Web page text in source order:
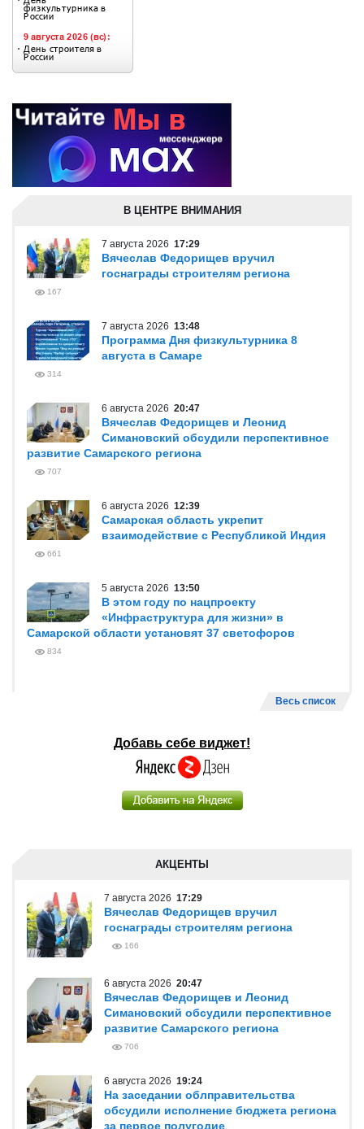
В ЦЕНТРЕ ВНИМАНИЯ
7 августа 2026 17:29
Вячеслав Федорищев вручил
госнаграды строителям региона
167
7 августа 2026 13:48
Программа Дня физкультурника 8
августа в Самаре
314
6 августа 2026 20:47
Вячеслав Федорищев и Леонид
Симановский обсудили перспективное
развитие Самарского региона
707
6 августа 2026 12:39
Самарская область укрепит
взаимодействие с Республикой Индия
661
5 августа 2026 13:50
В этом году по нацпроекту
«Инфраструктура для жизни» в
Самарской области установят 37 светофоров
834
Весь список
Добавь себе виджет!
АКЦЕНТЫ
7 августа 2026 17:29
Вячеслав Федорищев вручил
госнаграды строителям региона
166
6 августа 2026 20:47
Вячеслав Федорищев и Леонид
Симановский обсудили перспективное
развитие Самарского региона
706
6 августа 2026 19:24
На заседании облправительства
обсудили исполнение бюджета региона
за первое полугодие